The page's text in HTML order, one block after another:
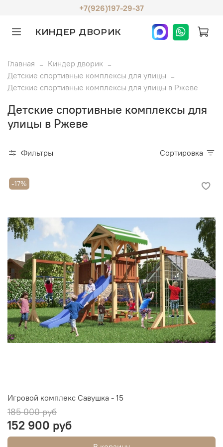
+7(926)197-29-37
КИНДЕР ДВОРИК
Главная
Киндер дворик
Детские спортивные комплексы для улицы
Детские спортивные комплексы для улицы в Ржеве
Детские спортивные комплексы для
улицы в Ржеве
Фильтры Сортировка
-17%
Игровой комплекс Савушка - 15
185 000 руб
152 900 руб